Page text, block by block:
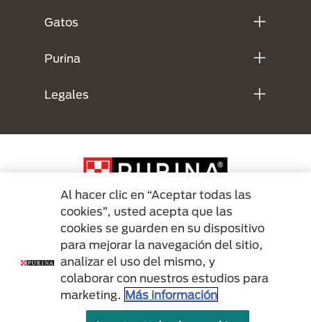
Gatos
Purina
Legales
Menu Footer Secundario Purina
All Nestlé Purina trademarks owned by Société des Produits Nestlé S.A.,
Vevey, Switzerland or are used with permission.
Al hacer clic en “Aceptar todas las
cookies”, usted acepta que las
cookies se guarden en su dispositivo
para mejorar la navegación del sitio,
analizar el uso del mismo, y
colaborar con nuestros estudios para
marketing. Más información